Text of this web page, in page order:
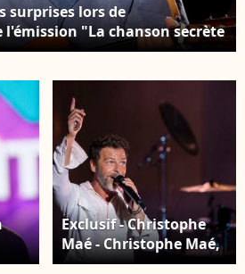
surprises lors de
"La chanson secrète
N.Aliagas et diffusée le 26
par J ACOVIDES-MOREAU /
Exclusif - Christophe
Maé - Christophe Maé,
à l'occasion de sa